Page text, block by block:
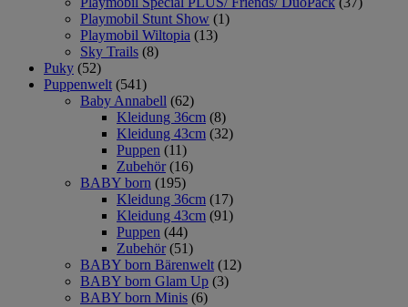
Playmobil Stunt Show (1)
Playmobil Wiltopia (13)
Sky Trails (8)
Puky (52)
Puppenwelt (541)
Baby Annabell (62)
Kleidung 36cm (8)
Kleidung 43cm (32)
Puppen (11)
Zubehör (16)
BABY born (195)
Kleidung 36cm (17)
Kleidung 43cm (91)
Puppen (44)
Zubehör (51)
BABY born Bärenwelt (12)
BABY born Glam Up (3)
BABY born Minis (6)